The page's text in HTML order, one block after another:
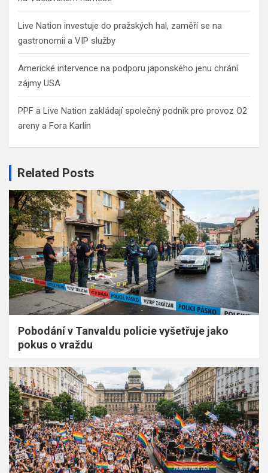
Live Nation investuje do pražských hal, zaměří se na
gastronomii a VIP služby
Americké intervence na podporu japonského jenu chrání
zájmy USA
PPF a Live Nation zakládají společný podnik pro provoz O2
areny a Fora Karlín
Related Posts
Pobodání v Tanvaldu policie vyšetřuje jako
pokus o vraždu